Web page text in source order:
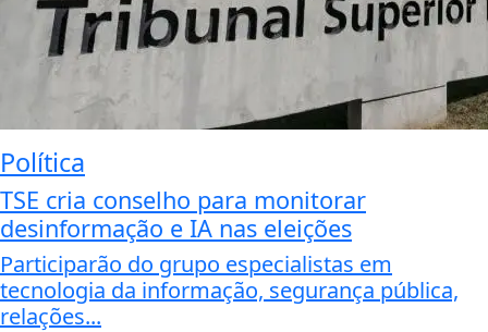
Política
TSE cria conselho para monitorar
desinformação e IA nas eleições
Participarão do grupo especialistas em
tecnologia da informação, segurança pública,
relações...